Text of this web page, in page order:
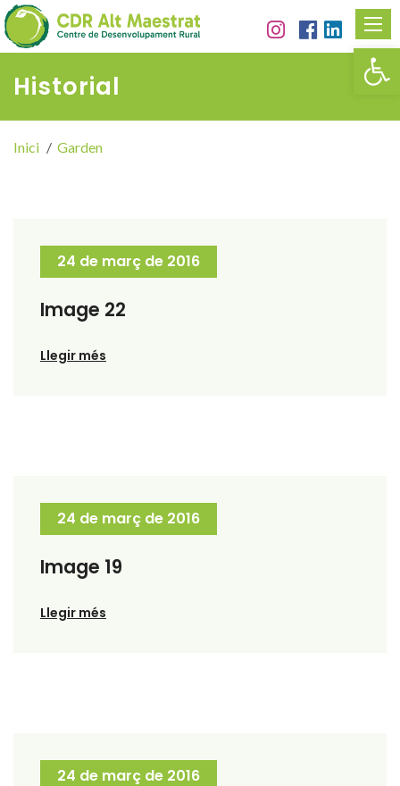
Historial
Inici Garden
24 de març de 2016
Image 22
Llegir més
24 de març de 2016
Image 19
Llegir més
24 de març de 2016